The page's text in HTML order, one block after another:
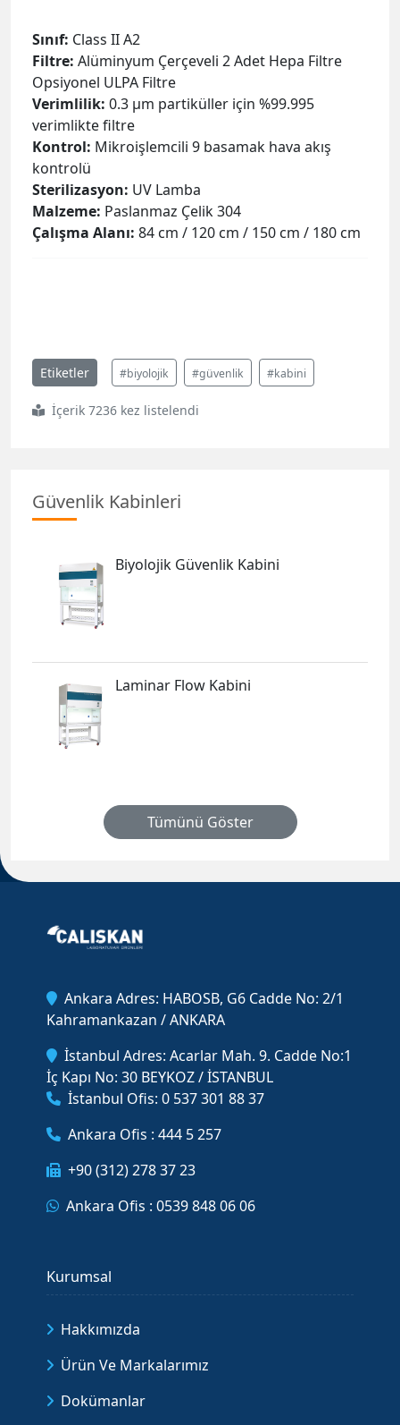
Sınıf: Class II A2
Filtre: Alüminyum Çerçeveli 2 Adet Hepa Filtre
Opsiyonel ULPA Filtre
Verimlilik: 0.3 µm partiküller için %99.995
verimlikte filtre
Kontrol: Mikroişlemcili 9 basamak hava akış
kontrolü
Sterilizasyon: UV Lamba
Malzeme: Paslanmaz Çelik 304
Çalışma Alanı: 84 cm / 120 cm / 150 cm / 180 cm
Etiketler #biyolojik #güvenlik #kabini
İçerik 7236 kez listelendi
Güvenlik Kabinleri
Biyolojik Güvenlik Kabini
Laminar Flow Kabini
Tümünü Göster
Ankara Adres: HABOSB, G6 Cadde No: 2/1
Kahramankazan / ANKARA
İstanbul Adres: Acarlar Mah. 9. Cadde No:1
İç Kapı No: 30 BEYKOZ / İSTANBUL
İstanbul Ofis: 0 537 301 88 37
Ankara Ofis : 444 5 257
+90 (312) 278 37 23
Ankara Ofis : 0539 848 06 06
Kurumsal
Hakkımızda
Ürün Ve Markalarımız
Dokümanlar